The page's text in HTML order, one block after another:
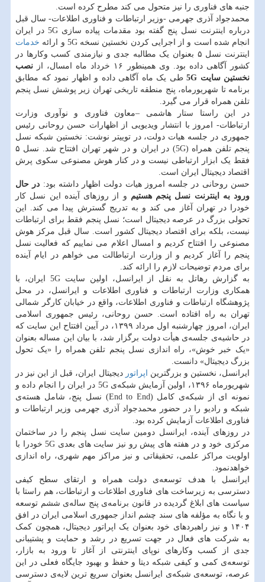
جنبه های فناوری را نیز متحول می کند مطرح کرده است.
محمدجواد آذری جهرمی -وزیر ارتباطات و فناوری اطلاعات- سال قبل
درباره اینترنت نسل پنج گفته بود مقدمات پیاده سازی 5G در ایران
انجام شده است و از اجرایی کردن نخستین نسخه 5G و ارائه
خدمات
اینترنت نسل ۵ بعنوان یک مطالبه جدی و نیازمندی کسب وکارها در
کشور آگاهی داده بود. وی همینطور ۱۶ خرداد ماه امسال، از
نصب
نخستین سایت 5G
طی یک ماه آگاهی داده و اظهار نمود که مطابق
برنامه تا شهریورماه، پنج منطقه تاریخی تهران زیر پوشش نسل پنجم
تلفن همراه قرار می گیرد.
در این راستا ستار هاشمی –معاون فناوری و نوآوری وزارت
ارتباطات- امروز با انتشار ویدیویی از اظهارات حسن روحانی رئیس
جمهوری در جلسه هیات دولت، در توییتر نوشت: نخستین شبکه نسل
پنجم تلفن همراه (5G) در ایران و در شهر تهران افتتاح شد. نسل ۵
فقط یک ابزار ارتباطی نیست و در کنار هوش مصنوعی سکوی پرش
اقتصاد دیجیتال ایران است.
حسن روحانی در جلسه امروز هیات دولت اظهار داشته بود: در حال
ورود به اینترنت نسل پنجم هستیم و از روزهای آینده این نسل کار
خودرا در تهران آغاز می کند و به تدریج گسترش پیدا می کند. این
تحولی بزرگ در عرصه دیجیتال است؛ نسل پنجم فقط برای ارتباطات
نیست، بلکه برای اقتصاد دیجیتال کشور است. سال قبل مرکز هوش
مصنوعی را افتتاح کردیم و امسال اعلام می نماییم که فعالیت نسل
پنجم را آغاز کردیم و از وزارت ارتباطالت می خواهم در ایام آینده
برای مردم توضیحات لازم را ارائه کند.
به گزارش رهاتل به نقل از ایرانسل، اولین سایت 5G ایران، با
همکاری وزارت ارتباطات و فناوری اطلاعات و ایرانسل، در محل
پژوهشگاه ارتباطات و فناوری اطلاعات، واقع در خیابان کارگر شمالی
تهران به راه افتاده است. حسن روحانی، رئیس جمهوری اسلامی
ایران، امروز چهارشنبه اول مرداد ۱۳۹۹، در آیین افتتاح این سایت که
در حاشیه‌ی جلسه‌ی هیأت دولت برگزار شد، با بیان این مساله بعنوان
«یک خبر خوش»، راه اندازی نسل پنجم تلفن همراه را «یک تحول
بزرگ دیجیتال» دانست.
ایرانسل، نخستین و بزرگترین اپراتور دیجیتال ایران، قبل از این نیز در
شهریورماه ۱۳۹۶، اولین آزمایش شبکه‌ی 5G در ایران را انجام داده و
نمونه ای از شبکه‌ی کامل (End to End) نسل پنج، شامل هسته‌ی
شبکه و رادیو را در حضور محمدجواد آذری جهرمی وزیر ارتباطات و
فناوری اطلاعات آزمایش کرده بود.
در روزهای آینده، ایرانسل دومین سایت نسل پنجم را در ساختمان
مرکزی خود و در هفته های پیش رو نیز سایت های بعدی 5G خودرا با
اولویت مراکز علمی، تحقیقاتی و نیز مراکز مهم شهری، راه اندازی
خواهدنمود.
ایرانسل با هدف توسعه‌ی دولت همراه و ارتقای سطح کیفی
دسترسی به زیرساخت های فناوری اطلاعات و ارتباطات، هم راستا با
سیاست های ابلاغ گردیده در قانون برنامه‌ی پنج ساله‌ی ششم توسعه
و با نگاه به مؤلفه های سند چشم انداز جمهوری اسلامی ایران در افق
۱۴۰۴ و نیز راهبردهای خود بعنوان یک اپراتور دیجیتال، همچون کمک
به شرکت های فعال در جهت تسریع در رشد و حمایت و پشتیبانی
جدی از کسب وکارهای نوپای اینترنتی از آغاز تا ورود به بازار،
توسعه‌ی کمی و کیفی شبکه دیتا و حفظ و بهبود جایگاه فعلی در این
عرصه، توسعه‌ی شبکه‌ی ایرانسل بعنوان سریع ترین لایه‌ی دسترسی